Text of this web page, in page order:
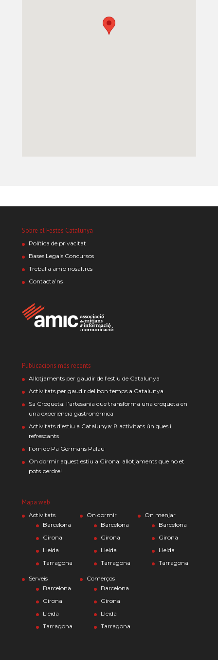
Sobre el Festes Catalunya
Política de privacitat
Bases Legals Concursos
Treballa amb nosaltres
Contacta’ns
Publicacions més recents
Allotjaments per gaudir de l’estiu de Catalunya
Activitats per gaudir del bon temps a Catalunya
Sa Croqueta: l’artesania que transforma una croqueta en
una experiència gastronòmica
Activitats d’estiu a Catalunya: 8 activitats úniques i
refrescants
Forn de Pa Germans Palau
On dormir aquest estiu a Girona: allotjaments que no et
pots perdre!
Mapa web
Activitats
Barcelona
Girona
Lleida
Tarragona
On dormir
Barcelona
Girona
Lleida
Tarragona
On menjar
Barcelona
Girona
Lleida
Tarragona
Serveis
Barcelona
Girona
Lleida
Tarragona
Comerços
Barcelona
Girona
Lleida
Tarragona